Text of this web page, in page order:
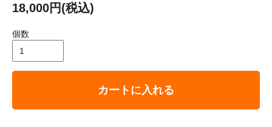
18,000円(税込)
個数
カートに入れる